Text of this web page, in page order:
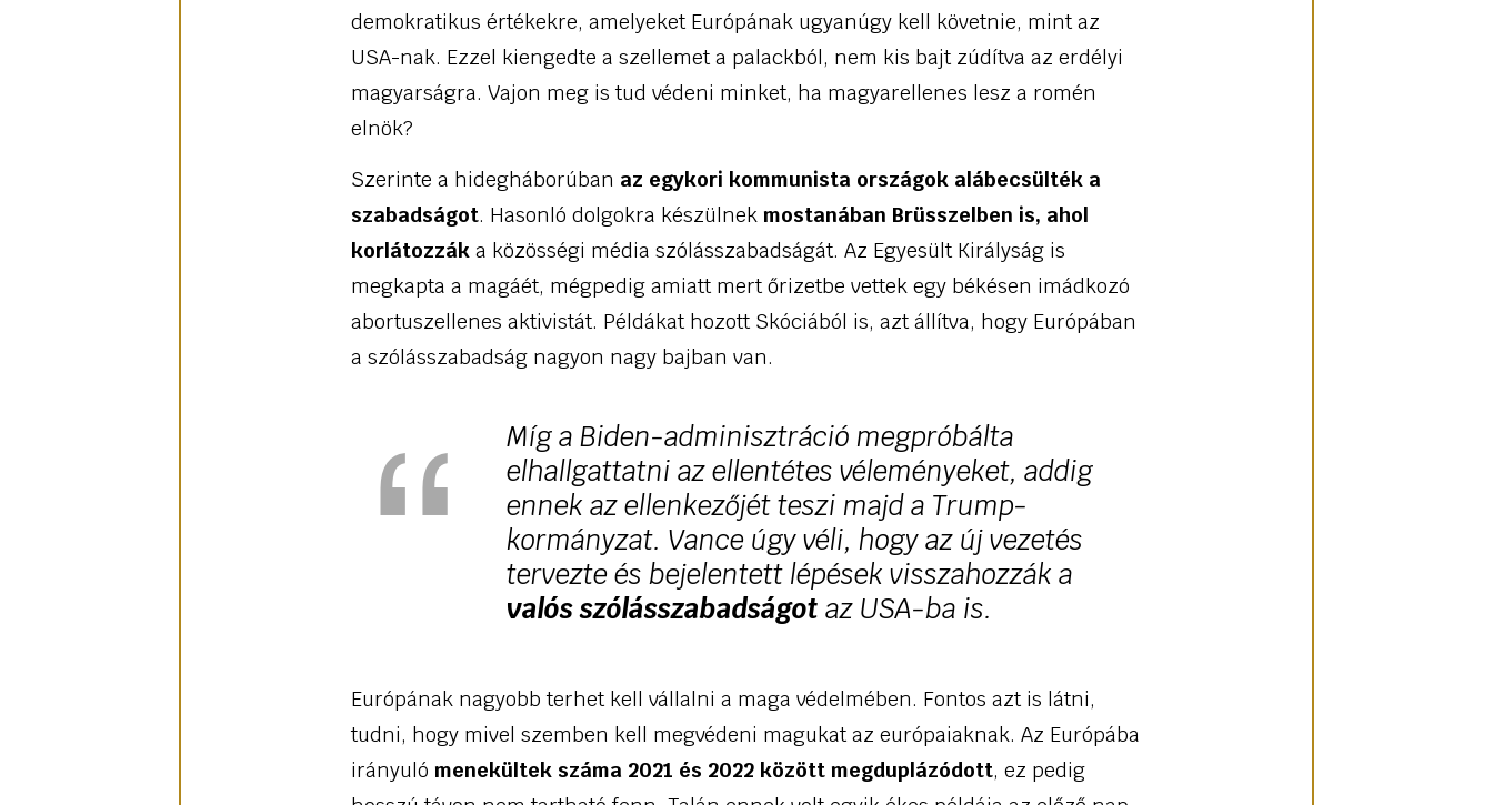
demokratikus értékekre, amelyeket Európának ugyanúgy kell követnie, mint az
USA-nak. Ezzel kiengedte a szellemet a palackból, nem kis bajt zúdítva az erdélyi
magyarságra. Vajon meg is tud védeni minket, ha magyarellenes lesz a romén
elnök?
Szerinte a hidegháborúban az egykori kommunista országok alábecsülték a
szabadságot. Hasonló dolgokra készülnek mostanában Brüsszelben is, ahol
korlátozzák a közösségi média szólásszabadságát. Az Egyesült Királyság is
megkapta a magáét, mégpedig amiatt mert őrizetbe vettek egy békésen imádkozó
abortuszellenes aktivistát. Példákat hozott Skóciából is, azt állítva, hogy Európában
a szólásszabadság nagyon nagy bajban van.
Míg a Biden-adminisztráció megpróbálta
elhallgattatni az ellentétes véleményeket, addig
ennek az ellenkezőjét teszi majd a Trump-
kormányzat. Vance úgy véli, hogy az új vezetés
tervezte és bejelentett lépések visszahozzák a
valós szólásszabadságot az USA-ba is.
Európának nagyobb terhet kell vállalni a maga védelmében. Fontos azt is látni,
tudni, hogy mivel szemben kell megvédeni magukat az európaiaknak. Az Európába
irányuló menekültek száma 2021 és 2022 között megduplázódott, ez pedig